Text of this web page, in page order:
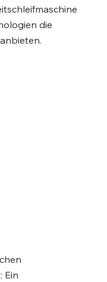
die
Ein